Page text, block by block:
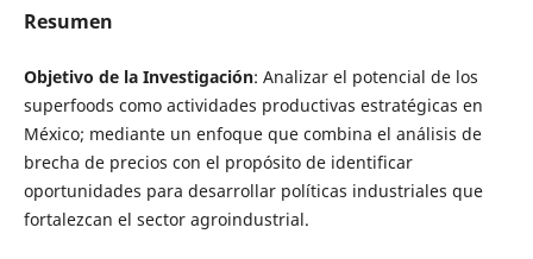
Resumen
Objetivo de la Investigación: Analizar el potencial de los
superfoods como actividades productivas estratégicas en
México; mediante un enfoque que combina el análisis de
brecha de precios con el propósito de identificar
oportunidades para desarrollar políticas industriales que
fortalezcan el sector agroindustrial.